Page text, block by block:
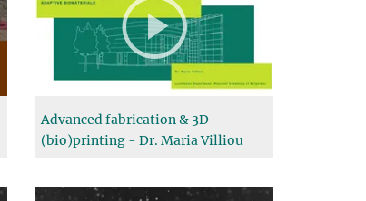
Advanced fabrication & 3D
(bio)printing - Dr. Maria Villiou